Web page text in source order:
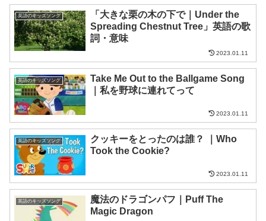
英語のキッズソング
「大きな栗の木の下で｜Under the
Spreading Chestnut Tree」英語の歌
詞・意味
2023.01.11
英語のキッズソング
Take Me Out to the Ballgame Song
｜私を野球に連れてって
2023.01.11
英語のキッズソング
クッキーをとったのは誰？ ｜Who
Took the Cookie?
2023.01.11
英語のキッズソング
魔法のドラゴンパフ｜Puff The
Magic Dragon